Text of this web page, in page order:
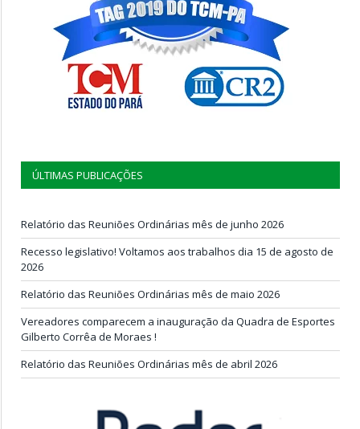
ÚLTIMAS PUBLICAÇÕES
Relatório das Reuniões Ordinárias mês de junho 2026
Recesso legislativo! Voltamos aos trabalhos dia 15 de agosto de
2026
Relatório das Reuniões Ordinárias mês de maio 2026
Vereadores comparecem a inauguração da Quadra de Esportes
Gilberto Corrêa de Moraes !
Relatório das Reuniões Ordinárias mês de abril 2026